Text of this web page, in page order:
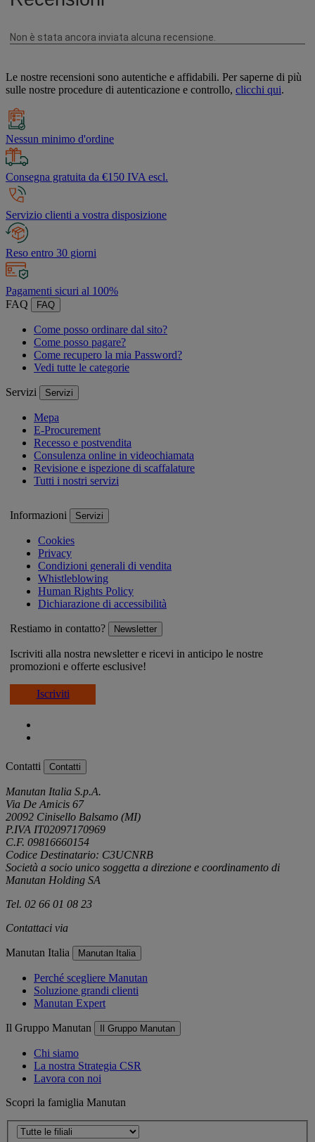
Le nostre recensioni sono autentiche e affidabili. Per saperne di più
sulle nostre procedure di autenticazione e controllo, clicchi qui.
Nessun minimo d'ordine
Consegna gratuita da €150 IVA escl.
Servizio clienti a vostra disposizione
Reso entro 30 giorni
Pagamenti sicuri al 100%
FAQ
FAQ
Come posso ordinare dal sito?
Come posso pagare?
Come recupero la mia Password?
Vedi tutte le categorie
Servizi Servizi
Mepa
E-Procurement
Recesso e postvendita
Consulenza online in videochiamata
Revisione e ispezione di scaffalature
Tutti i nostri servizi
Informazioni Servizi
Cookies
Privacy
Condizioni generali di vendita
Whistleblowing
Human Rights Policy
Dichiarazione di accessibilità
Restiamo in contatto? Newsletter
Iscriviti alla nostra newsletter e ricevi in anticipo le nostre
promozioni e offerte esclusive!
Iscriviti
Contatti Contatti
Manutan Italia S.p.A.
Via De Amicis 67
20092 Cinisello Balsamo (MI)
P.IVA IT02097170969
C.F. 09816660154
Codice Destinatario: C3UCNRB
Società a socio unico soggetta a direzione e coordinamento di
Manutan Holding SA
Tel. 02 66 01 08 23
Contattaci via
Manutan Italia Manutan Italia
Perché scegliere Manutan
Soluzione grandi clienti
Manutan Expert
Il Gruppo Manutan Il Gruppo Manutan
Chi siamo
La nostra Strategia CSR
Lavora con noi
Scopri la famiglia Manutan